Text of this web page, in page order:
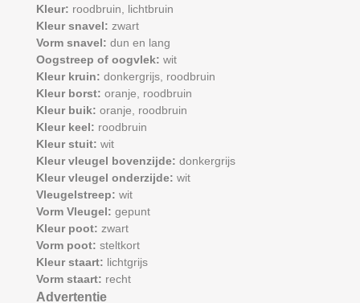
Kleur: roodbruin,
lichtbruin
Kleur snavel: zwart
Vorm snavel: dun en lang
Oogstreep of oogvlek: wit
Kleur kruin: donkergrijs, roodbruin
Kleur borst: oranje,
roodbruin
Kleur buik: oranje,
roodbruin
Kleur keel: roodbruin
Kleur stuit: wit
Kleur vleugel bovenzijde: donkergrijs
Kleur vleugel onderzijde: wit
Vleugelstreep: wit
Vorm Vleugel: gepunt
Kleur poot: zwart
Vorm poot: steltkort
Kleur staart: lichtgrijs
Vorm staart: recht
Advertentie